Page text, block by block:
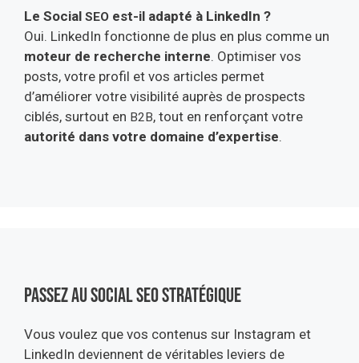
Le Social SEO est-il adapté à LinkedIn ?
Oui. LinkedIn fonctionne de plus en plus comme un
moteur de recherche interne. Optimiser vos
posts, votre profil et vos articles permet
d’améliorer votre visibilité auprès de prospects
ciblés, surtout en B2B, tout en renforçant votre
autorité dans votre domaine d’expertise.
Passez au social seo stratégique
Vous voulez que vos contenus sur Instagram et
LinkedIn deviennent de véritables leviers de